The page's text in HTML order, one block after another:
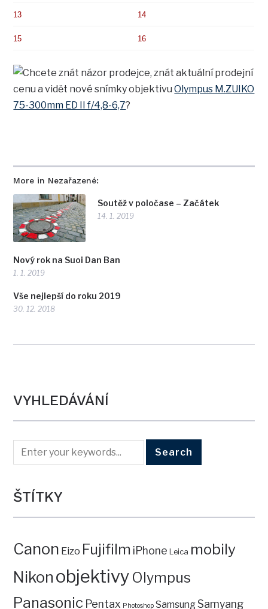
More in Nezařazené:
Soutěž v poločase – Začátek
14. 1. 2019
Nový rok na Suoi Dan Ban
1. 1. 2019
Vše nejlepší do roku 2019
30. 12. 2018
13 14
15 16
Chcete znát názor prodejce, znát aktuální prodejní
cenu a vidět nové snímky objektivuOlympus M.ZUIKO
75-300mm ED II f/4,8-6,7?
VYHLEDÁVÁNÍ
ŠTÍTKY
Canon Eizo Fujifilm iPhone Leica mobily
Nikon objektivy Olympus
Panasonic Pentax Photoshop SamsungSamyang